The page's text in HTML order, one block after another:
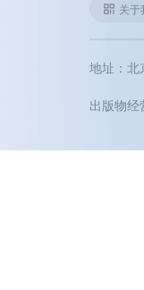
关于
地址：北
出版物